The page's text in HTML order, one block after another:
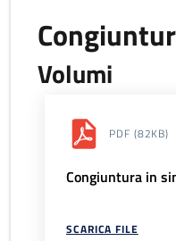
Volumi
PDF (82KB)
Congiuntura in
SCARICA FILE